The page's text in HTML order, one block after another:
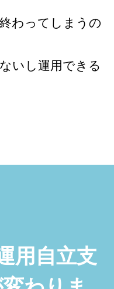
わってしまうの
いし運用できる
用自立支